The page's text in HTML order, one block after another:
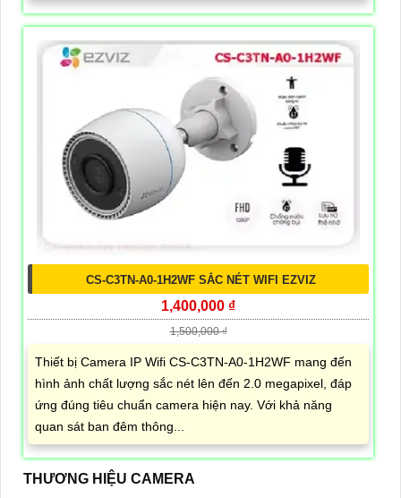
CS-C3TN-A0-1H2WF SẮC NÉT WIFI EZVIZ
1,400,000 ₫
1,500,000 ₫
Thiết bị Camera IP Wifi CS-C3TN-A0-1H2WF mang đến
hình ảnh chất lượng sắc nét lên đến 2.0 megapixel, đáp
ứng đúng tiêu chuẩn camera hiện nay. Với khả năng
quan sát ban đêm thông...
THƯƠNG HIỆU CAMERA